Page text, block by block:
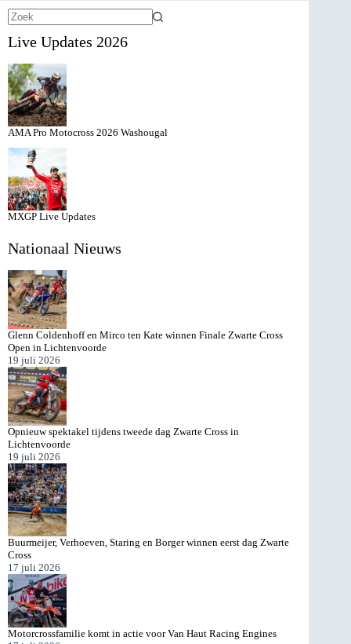
resultaten
Live Updates 2026
AMA Pro Motocross 2026 Washougal
MXGP Live Updates
Nationaal Nieuws
Glenn Coldenhoff en Mirco ten Kate winnen Finale Zwarte Cross
Open in Lichtenvoorde
19 juli 2026
Opnieuw spektakel tijdens tweede dag Zwarte Cross in
Lichtenvoorde
19 juli 2026
Buurmeijer, Verhoeven, Staring en Borger winnen eerst dag Zwarte
Cross
17 juli 2026
Motorcrossfamilie komt in actie voor Van Haut Racing Engines